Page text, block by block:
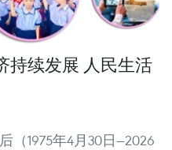
持续发展 人民生活
（1975年4月30日—2026